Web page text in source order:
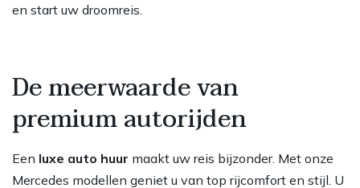
en start uw droomreis.
De meerwaarde van
premium autorijden
Een luxe auto huur maakt uw reis bijzonder. Met onze
Mercedes modellen geniet u van top rijcomfort en stijl. U